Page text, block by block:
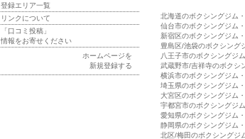
北海道のボクシングジム
仙台市のボクシングジム
新宿区のボクシングジム
豊島区/池袋のボクシング
八王子市のボクシングジ
武蔵野市/吉祥寺のボクシ
横浜市のボクシングジム
埼玉県のボクシングジム
大宮区のボクシングジム
宇都宮市のボクシングジ
愛知県のボクシングジム
静岡県のボクシングジム
北区/梅田のボクシングジ
登録エリア一覧
リンクについて
「口コミ投稿」
情報をお寄せください
ホームページを
新規登録する